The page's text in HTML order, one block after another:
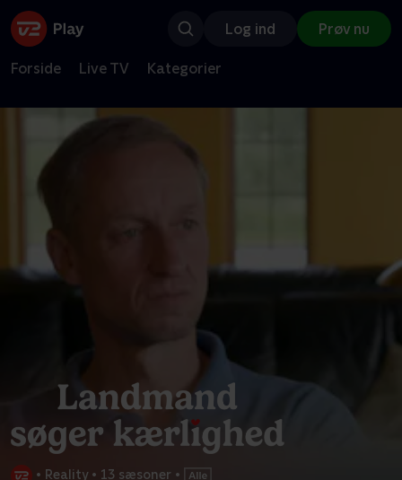
Log ind Prøv nu
Forside Live TV Kategorier
• Reality • 13 sæsoner •